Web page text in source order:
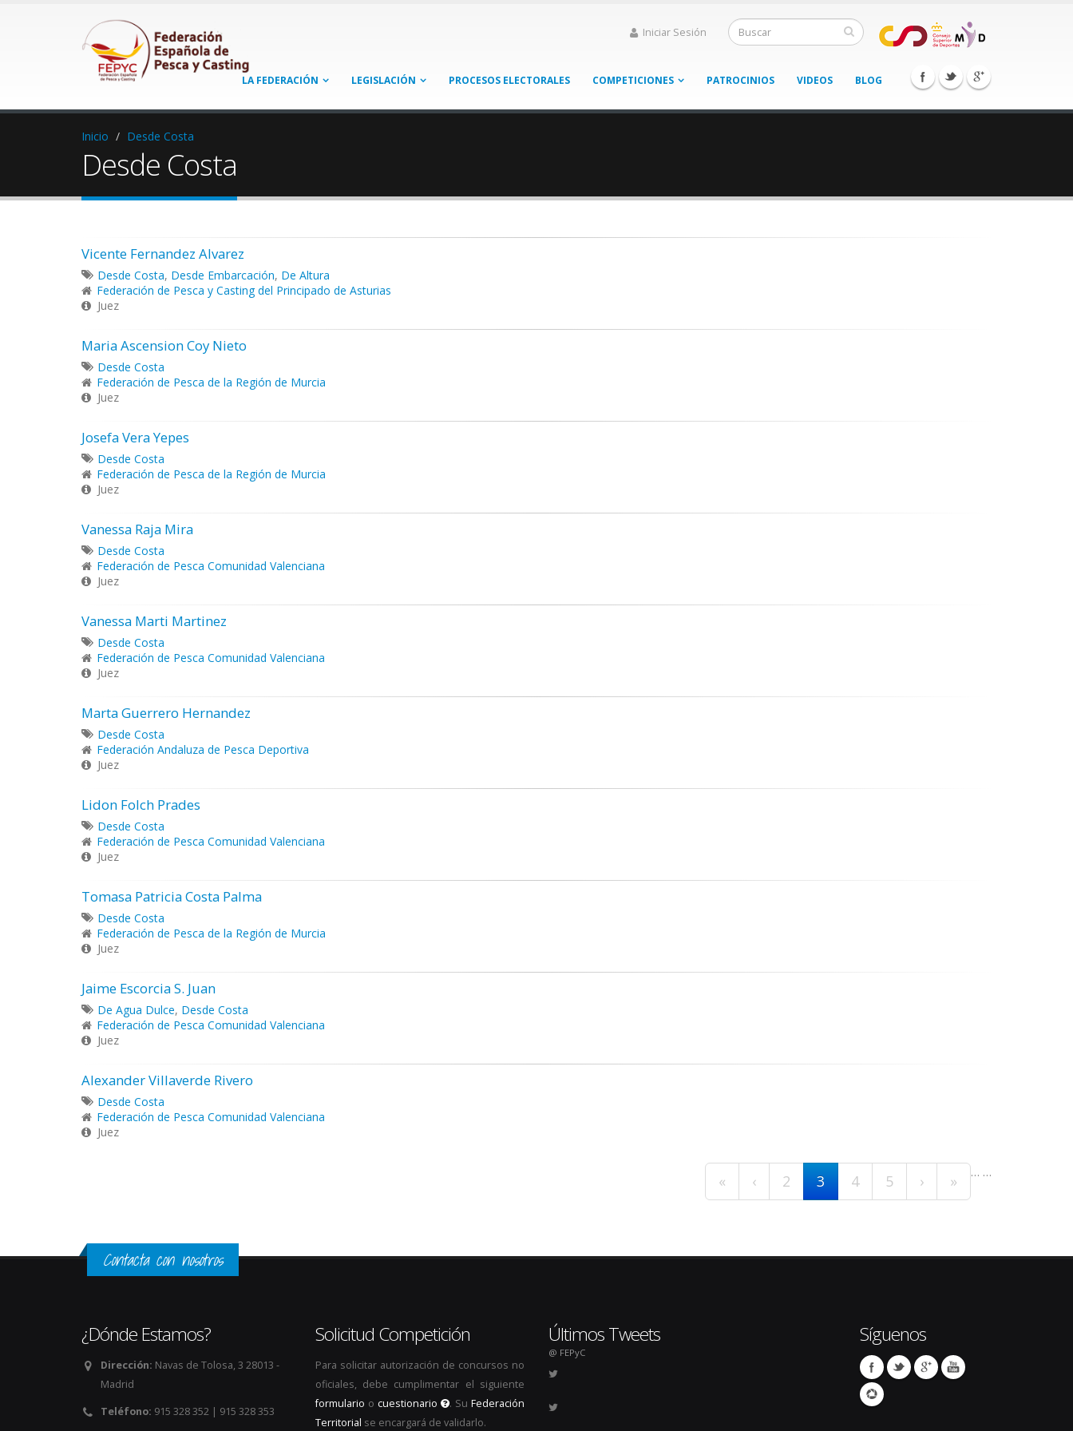
Iniciar Sesión
LA FEDERACIÓN LEGISLACIÓN PROCESOS ELECTORALES COMPETICIONES PATROCINIOS VIDEOS BLOG
Inicio Desde Costa
Desde Costa
Vicente Fernandez Alvarez
Desde Costa, Desde Embarcación, De Altura
Federación de Pesca y Casting del Principado de Asturias
Juez
Maria Ascension Coy Nieto
Desde Costa
Federación de Pesca de la Región de Murcia
Juez
Josefa Vera Yepes
Desde Costa
Federación de Pesca de la Región de Murcia
Juez
Vanessa Raja Mira
Desde Costa
Federación de Pesca Comunidad Valenciana
Juez
Vanessa Marti Martinez
Desde Costa
Federación de Pesca Comunidad Valenciana
Juez
Marta Guerrero Hernandez
Desde Costa
Federación Andaluza de Pesca Deportiva
Juez
Lidon Folch Prades
Desde Costa
Federación de Pesca Comunidad Valenciana
Juez
Tomasa Patricia Costa Palma
Desde Costa
Federación de Pesca de la Región de Murcia
Juez
Jaime Escorcia S. Juan
De Agua Dulce, Desde Costa
Federación de Pesca Comunidad Valenciana
Juez
Alexander Villaverde Rivero
Desde Costa
Federación de Pesca Comunidad Valenciana
Juez
« ‹ …
2 3 4 5 …
› »
Contacta con nosotros
¿Dónde Estamos?
Dirección: Navas de Tolosa, 3 28013 -
Madrid
Teléfono: 915 328 352 | 915 328 353
Solicitud Competición
Para solicitar autorización de concursos no
oficiales, debe cumplimentar el siguiente
formulario o cuestionario . SuFederación
Territorial se encargará de validarlo.
Últimos Tweets
@ FEPyC
Síguenos